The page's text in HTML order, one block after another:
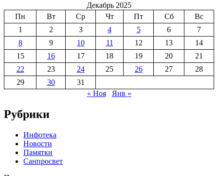
Декабрь 2025
Пн
Вт Ср Чт Пт Сб
Вс
1
2 3 4 5 6
7
8
9 10 11 12 13
14
15
16 17 18 19 20
21
22
23 24 25 26 27
28
29
30
31
« Ноя
Янв »
Рубрики
Инфотека
Новости
Памятки
Санпросвет